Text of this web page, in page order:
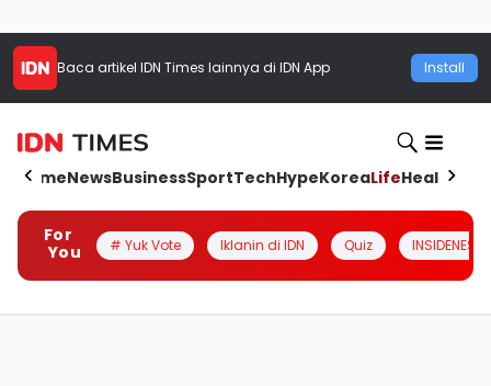
Baca artikel IDN Times lainnya di IDN App Install
HomeNewsBusinessSportTechHypeKoreaLifeHealth
For
You
# Yuk Vote Iklanin di IDN Quiz INSIDENESIA